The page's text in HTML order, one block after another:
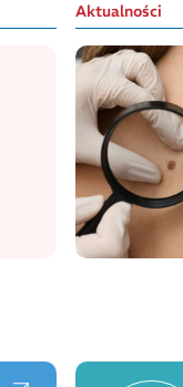
Aktualności